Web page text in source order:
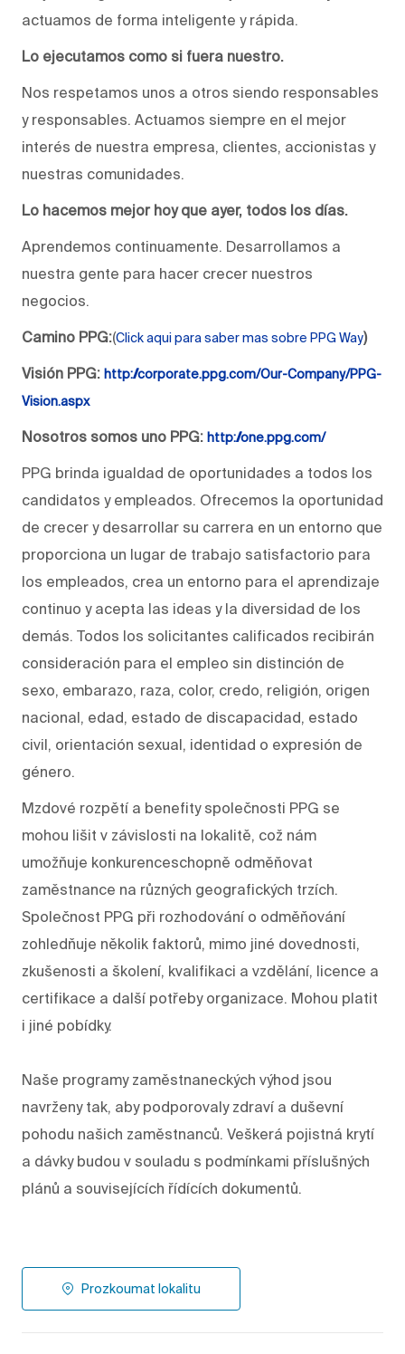
actuamos de forma inteligente y rápida.
Lo ejecutamos como si fuera nuestro.
Nos respetamos unos a otros siendo responsables
y responsables. Actuamos siempre en el mejor
interés de nuestra empresa, clientes, accionistas y
nuestras comunidades.
Lo hacemos mejor hoy que ayer, todos los días.
Aprendemos continuamente. Desarrollamos a
nuestra gente para hacer crecer nuestros
negocios.
Camino PPG:(Click aqui para saber mas sobre PPG Way)
Visión PPG: http://corporate.ppg.com/Our-Company/PPG-
Vision.aspx
Nosotros somos uno PPG: http://one.ppg.com/
PPG brinda igualdad de oportunidades a todos los
candidatos y empleados. Ofrecemos la oportunidad
de crecer y desarrollar su carrera en un entorno que
proporciona un lugar de trabajo satisfactorio para
los empleados, crea un entorno para el aprendizaje
continuo y acepta las ideas y la diversidad de los
demás. Todos los solicitantes calificados recibirán
consideración para el empleo sin distinción de
sexo, embarazo, raza, color, credo, religión, origen
nacional, edad, estado de discapacidad, estado
civil, orientación sexual, identidad o expresión de
género.
Mzdové rozpětí a benefity společnosti PPG se
mohou lišit v závislosti na lokalitě, což nám
umožňuje konkurenceschopně odměňovat
zaměstnance na různých geografických trzích.
Společnost PPG při rozhodování o odměňování
zohledňuje několik faktorů, mimo jiné dovednosti,
zkušenosti a školení, kvalifikaci a vzdělání, licence a
certifikace a další potřeby organizace. Mohou platit
i jiné pobídky.
Naše programy zaměstnaneckých výhod jsou
navrženy tak, aby podporovaly zdraví a duševní
pohodu našich zaměstnanců. Veškerá pojistná krytí
a dávky budou v souladu s podmínkami příslušných
plánů a souvisejících řídících dokumentů.
Prozkoumat lokalitu